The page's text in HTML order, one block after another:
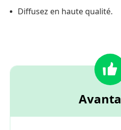
Diffusez en haute qualité.